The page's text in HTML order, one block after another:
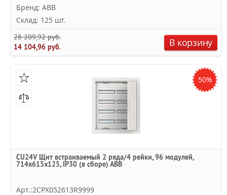
Бренд: ABB
Склад: 125 шт.
28 209,92 руб.
14 104,96 руб.
В корзину
50%
CU24V Щит встраиваемый 2 ряда/4 рейки, 96 модулей,
714х615х125, IP30 (в сборе) ABB
Арт.:2CPX052613R9999